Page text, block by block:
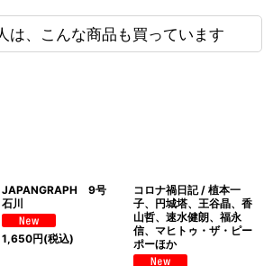
は、こんな商品も買っています
JAPANGRAPH 9号
石川
1,650円(税込)
コロナ禍日記 / 植本一
子、円城塔、王谷晶、香
山哲、速水健朗、福永
信、マヒトゥ・ザ・ピー
ポーほか